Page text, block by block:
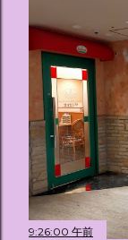
9:26:00 午前